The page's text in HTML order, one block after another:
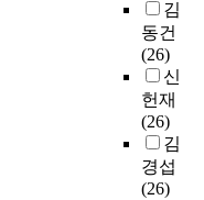
김
동건
(26)
신
헌재
(26)
김
경섭
(26)